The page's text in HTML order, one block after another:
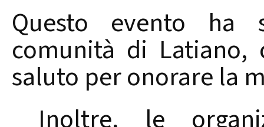
Questo evento ha
comunità di
saluto per onorare la